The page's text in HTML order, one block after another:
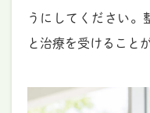
うにしてください。
と治療を受けること